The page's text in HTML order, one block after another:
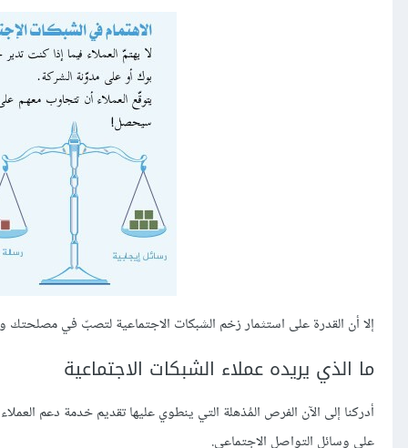
إلا أن القدرة على استثمار زخم الشبكات الاجتماعية لتصبّ في
ما الذي يريده عملاء الشبكات الاجتماعية
أدركنا إلى الآن الفرص المُذهلة التي ينطوي عليها تقديم خدمة دعم
على وسائل التواصل الاجتماعي.